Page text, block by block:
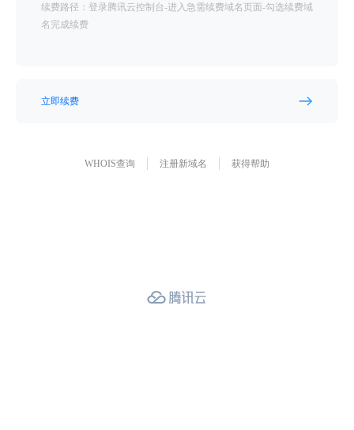
续费路径：登录腾讯云控制台-进入急需续费域名页面-勾选续费域
名完成续费
立即续费
WHOIS查询 注册新域名 获得帮助